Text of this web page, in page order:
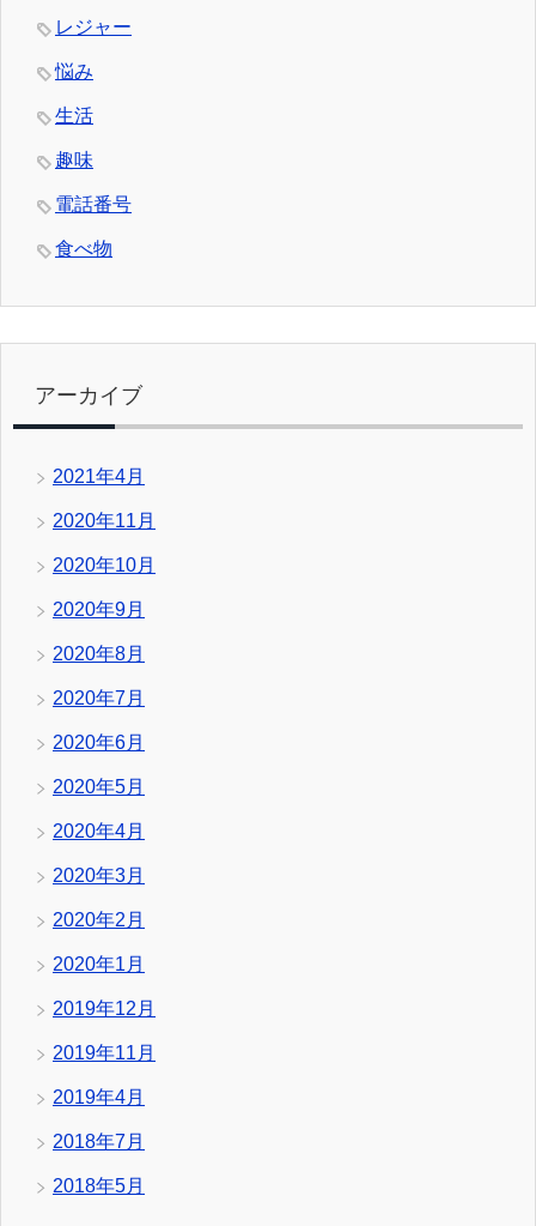
レジャー
悩み
生活
趣味
電話番号
食べ物
アーカイブ
2021年4月
2020年11月
2020年10月
2020年9月
2020年8月
2020年7月
2020年6月
2020年5月
2020年4月
2020年3月
2020年2月
2020年1月
2019年12月
2019年11月
2019年4月
2018年7月
2018年5月